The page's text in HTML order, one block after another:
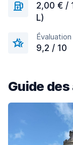
2,00 € /
L)
Évaluation
9,2 / 10
Guide